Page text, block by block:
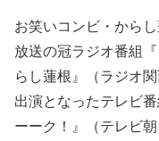
お笑いコンビ・から
放送の冠ラジオ番組
らし蓮根』（ラジオ
出演となったテレビ
ーーク！』（テレビ